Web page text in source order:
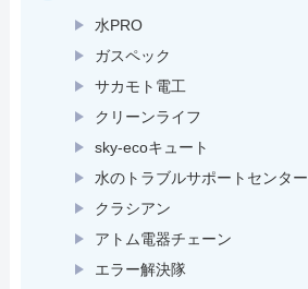
水PRO
ガスペック
サカモト電工
クリーンライフ
sky-ecoキュート
水のトラブルサポートセンター
クラシアン
アトム電器チェーン
エラー解決隊